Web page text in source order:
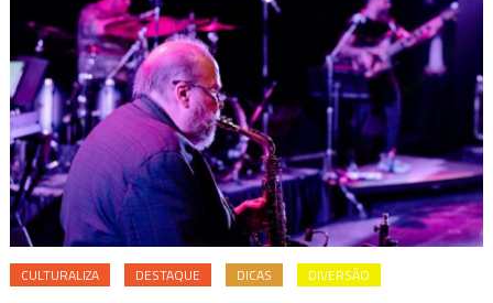
CULTURALIZA DESTAQUE DICAS DIVERSÃO